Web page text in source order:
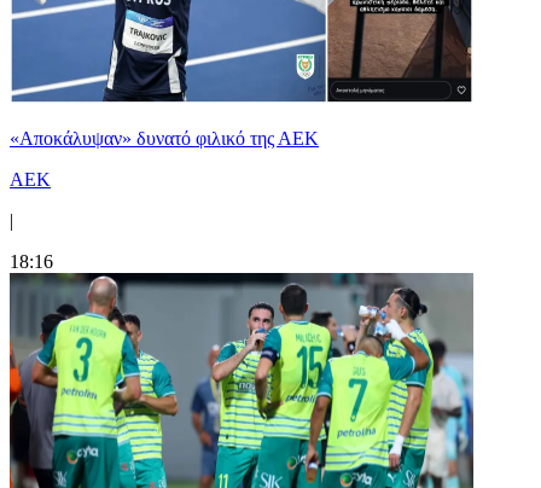
«Αποκάλυψαν» δυνατό φιλικό της ΑΕΚ
ΑΕΚ
|
18:16